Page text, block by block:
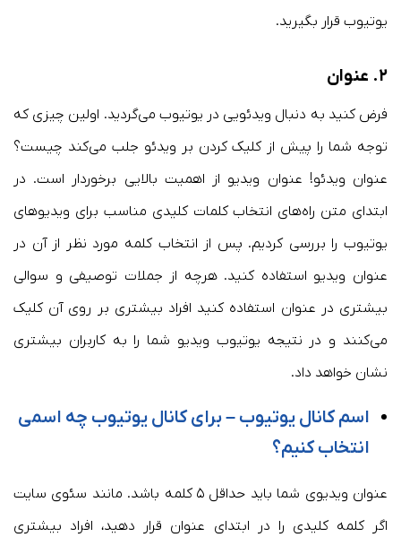
یوتیوب قرار بگیرید.
۲. عنوان
فرض کنید به دنبال ویدئویی در یوتیوب می‌گردید. اولین چیزی که
توجه شما را پیش از کلیک کردن بر ویدئو جلب می‌کند چیست؟
عنوان ویدئو! عنوان ویدیو از اهمیت بالایی برخوردار است. در
ابتدای متن راه‌های انتخاب کلمات کلیدی مناسب برای ویدیوهای
یوتیوب را بررسی کردیم. پس از انتخاب کلمه مورد نظر از آن در
عنوان ویدیو استفاده کنید. هرچه از جملات توصیفی و سوالی
بیشتری در عنوان استفاده کنید افراد بیشتری بر روی آن کلیک
می‌کنند و در نتیجه یوتیوب ویدیو شما را به کاربران بیشتری
نشان خواهد داد.
اسم کانال یوتیوب – برای کانال یوتیوب چه اسمی
انتخاب کنیم؟
عنوان ویدیوی شما باید حداقل ۵ کلمه باشد. مانند سئوی سایت
اگر کلمه کلیدی را در ابتدای عنوان قرار دهید، افراد بیشتری